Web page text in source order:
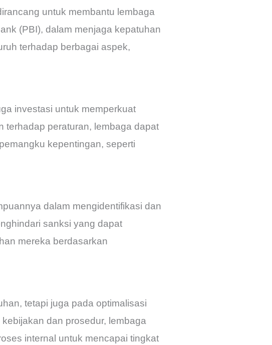
untuk membantu lembaga
(PBI), dalam menjaga kepatuhan
terhadap berbagai aspek,
investasi untuk memperkuat
terhadap peraturan, lembaga dapat
kepentingan, seperti
dalam mengidentifikasi dan
sanksi yang dapat
mereka berdasarkan
tetapi juga pada optimalisasi
dan prosedur, lembaga
internal untuk mencapai tingkat